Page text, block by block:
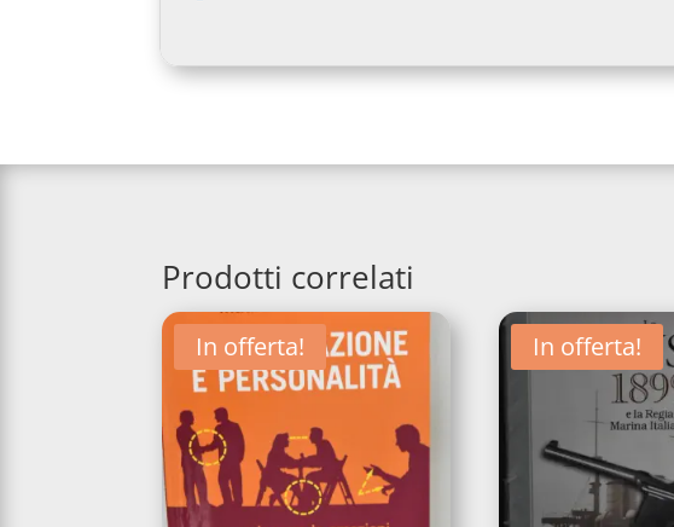
Prodotti correlati
In offerta! In offerta!